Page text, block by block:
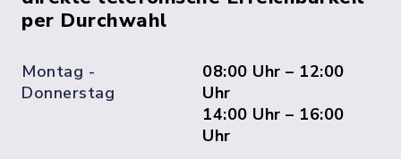
per Durchwahl
Montag -
Donnerstag
08:00 Uhr – 12:00
Uhr
14:00 Uhr – 16:00
Uhr